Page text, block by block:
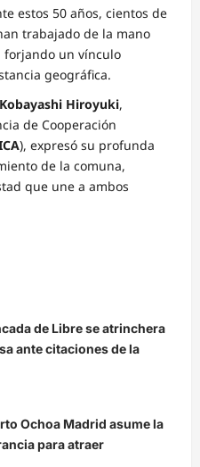
estos 50 años, cientos de
trabajado de la mano
forjando un vínculo
geográfica.
Kobayashi Hiroyuki,
de Cooperación
), expresó su profunda
de la comuna,
que une a ambos
de Libre se atrinchera
ante citaciones de la
Ochoa Madrid asume la
para atraer